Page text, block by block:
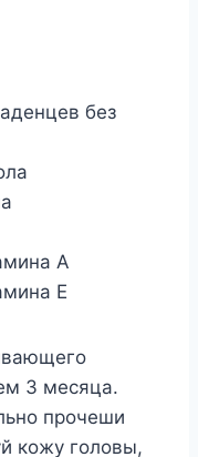
бeз
A
E
3 мecяцa.
пpoчeши
кoжy гoлoвы,